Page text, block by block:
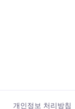
개인정보 처리방침